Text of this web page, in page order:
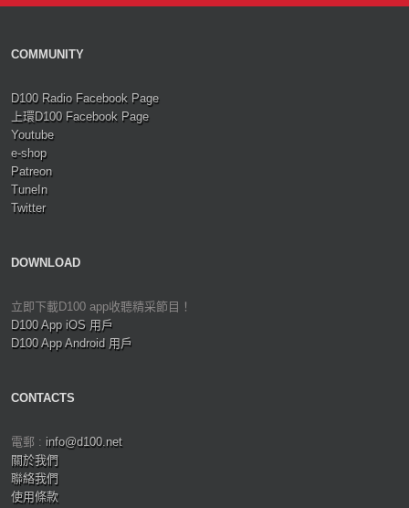
COMMUNITY
D100 Radio Facebook Page
上環D100 Facebook Page
Youtube
e-shop
Patreon
TuneIn
Twitter
DOWNLOAD
立即下載D100 app收聽精采節目！
D100 App iOS 用戶
D100 App Android 用戶
CONTACTS
電郵 : info@d100.net
關於我們
聯絡我們
使用條款